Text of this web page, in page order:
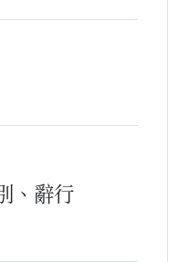
、辭行